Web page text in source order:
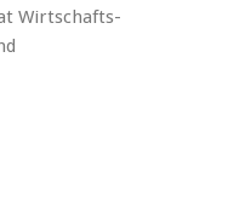
Wirtschafts-